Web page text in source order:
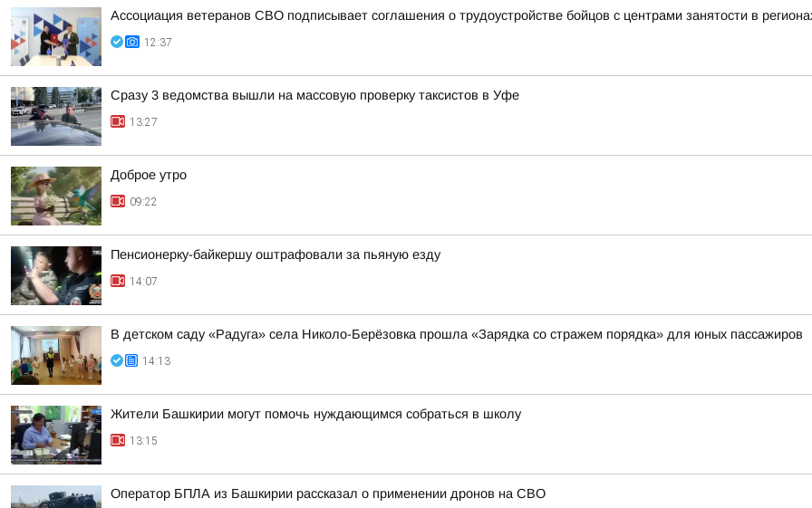
Ассоциация ветеранов СВО подписывает соглашения о трудоустройстве бойцов с центрами занятости в
12:37
Сразу 3 ведомства вышли на массовую проверку таксистов в Уфе
13:27
Доброе утро
09:22
Пенсионерку-байкершу оштрафовали за пьяную езду
14:07
В детском саду «Радуга» села Николо-Берёзовка прошла «Зарядка со стражем порядка» для юных пассажиров
14:13
Жители Башкирии могут помочь нуждающимся собраться в школу
13:15
Оператор БПЛА из Башкирии рассказал о применении дронов на СВО